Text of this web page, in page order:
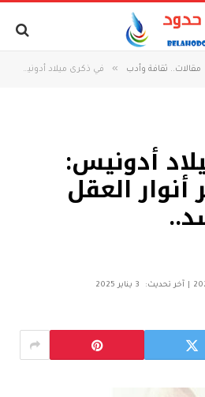
مقالات.. ثقافة وأدب » في ذكرى ميلاد أدونيس: سؤال الشعر أنوار العقل وفرادة الجسد..
أدونيس:
العقل
آخر تحديث: 3 يناير 2025